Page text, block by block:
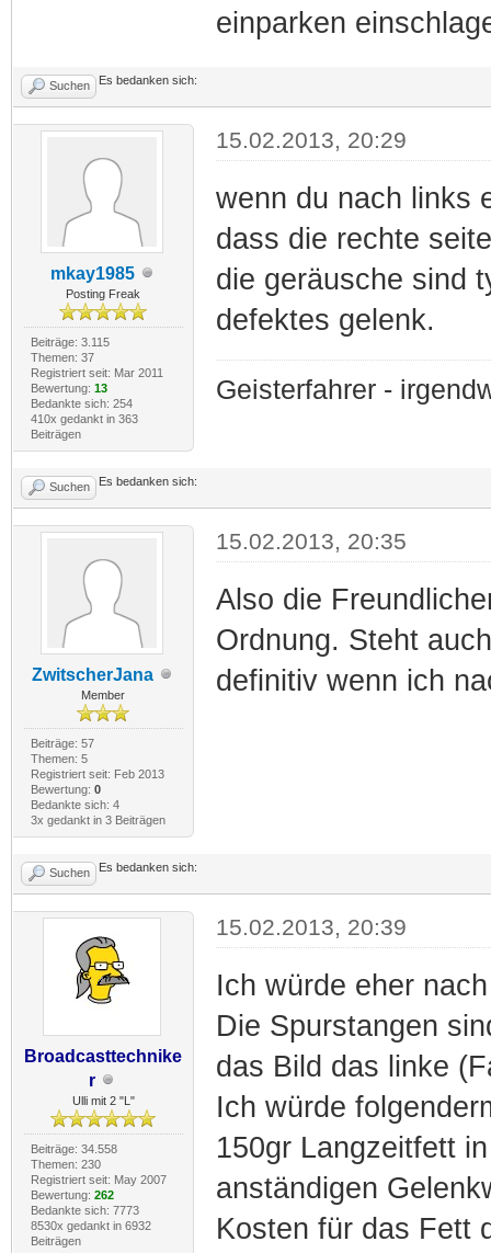
einparken
Suchen Es bedanken sich:
mkay1985
Posting Freak
Beiträge: 3.115
Themen: 37
Registriert seit: Mar 2011
Bewertung: 13
Bedankte sich: 254
410x gedankt in 363
Beiträgen
15.02.2013, 20:29
wenn du nach links
dass die rechte
die geräusche sind
defektes gelenk.
Geisterfahrer -
Suchen Es bedanken sich:
ZwitscherJana
Member
Beiträge: 57
Themen: 5
Registriert seit: Feb 2013
Bewertung: 0
Bedankte sich: 4
3x gedankt in 3 Beiträgen
15.02.2013, 20:35
Also die
Ordnung. Steht
definitiv wenn ich
Suchen Es bedanken sich:
Broadcasttechnike
r
Ulli mit 2 "L"
Beiträge: 34.558
Themen: 230
Registriert seit: May 2007
Bewertung: 262
Bedankte sich: 7773
8530x gedankt in 6932
Beiträgen
15.02.2013, 20:39
Ich würde eher
Die Spurstangen
das Bild das linke
Ich würde
150gr Langzeitfett
anständigen
Kosten für das Fett